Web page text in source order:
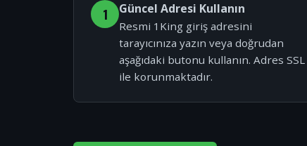
1 Güncel Adresi Kullanın
Resmi 1King giriş adresini
tarayıcınıza yazın veya doğrudan
aşağıdaki butonu kullanın. Adres SSL
ile korunmaktadır.